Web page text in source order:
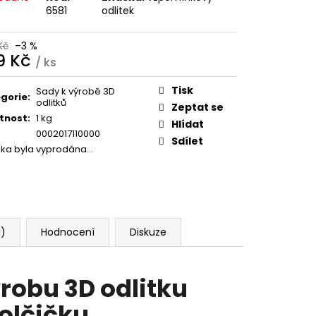
6581
odlitek
–3 %
Kč / ks
: Sady k výrobě 3D
odlitků
: 1 kg
0002017110000
byla vyprodána…
Tisk
Zeptat se
Hlídat
Sdílet
Hodnocení Diskuze
3D odlitku